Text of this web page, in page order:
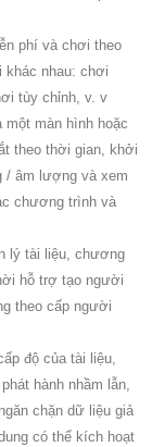
phí và chơi theo
khác nhau: chơi
tùy chỉnh, v. v
màn hình hoặc
theo thời gian, khởi
/ âm lượng và xem
chương trình và
lý tài liệu, chương
hỗ trợ tạo người
theo cấp người
độ của tài liệu,
hành nhầm lẫn,
chặn dữ liệu giả
có thể kích hoạt